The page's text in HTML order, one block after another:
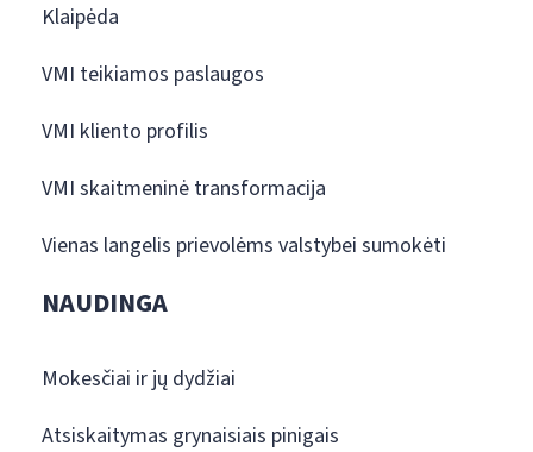
Klaipėda
VMI teikiamos paslaugos
VMI kliento profilis
VMI skaitmeninė transformacija
Vienas langelis prievolėms valstybei sumokėti
NAUDINGA
Mokesčiai ir jų dydžiai
Atsiskaitymas grynaisiais pinigais